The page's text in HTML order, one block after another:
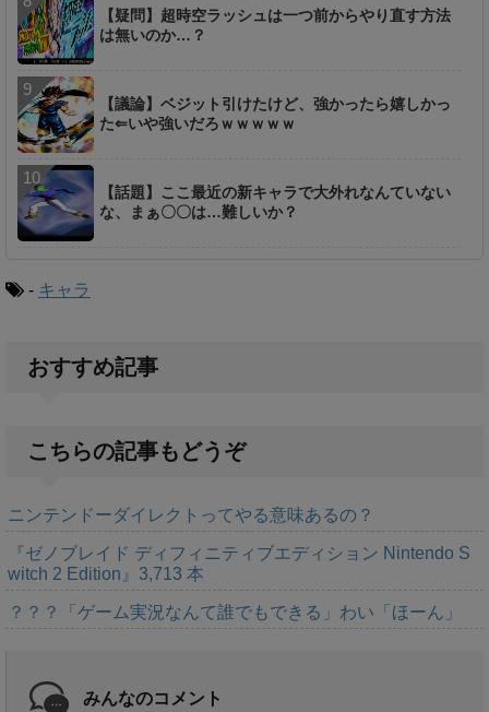
【疑問】超時空ラッシュは一つ前からやり直す方法
は無いのか…？
【議論】ベジット引けたけど、強かったら嬉しかっ
た⇐いや強いだろｗｗｗｗｗ
【話題】ここ最近の新キャラで大外れなんていない
な、まぁ〇〇は…難しいか？
- キャラ
おすすめ記事
こちらの記事もどうぞ
ニンテンドーダイレクトってやる意味あるの？
『ゼノブレイド ディフィニティブエディション Nintendo S
witch 2 Edition』3,713 本
？？？「ゲーム実況なんて誰でもできる」わい「ほーん」
みんなのコメント